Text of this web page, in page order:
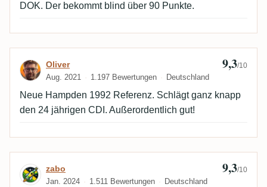
DOK. Der bekommt blind über 90 Punkte.
Bewertung von Oliver
Oliver
Aug. 2021 1.197 Bewertungen Deutschland
9,3/10
Neue Hampden 1992 Referenz. Schlägt ganz knapp
den 24 jährigen CDI. Außerordentlich gut!
Bewertung von zabo
zabo
Jan. 2024 1.511 Bewertungen Deutschland
9,3/10